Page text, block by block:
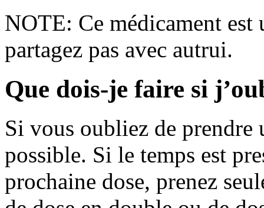
NOTE: Ce médicament
partagez pas avec autrui.
Que dois-je faire si
Si vous oubliez de prendre
possible. Si le temps est
prochaine dose, prenez